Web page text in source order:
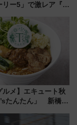
リー5」で激レア『ロ
ョンも徹底解説
ルメ】エキュート秋
たんたん」 新橋に
イス専門店「肉と